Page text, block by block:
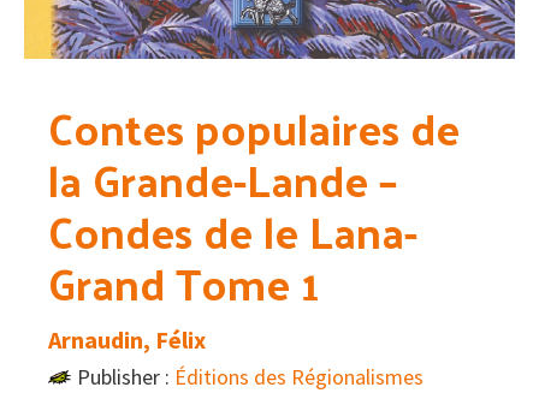
Contes populaires de
la Grande-Lande –
Condes de le Lana-
Grand Tome 1
Arnaudin, Félix
Publisher : Éditions des Régionalismes